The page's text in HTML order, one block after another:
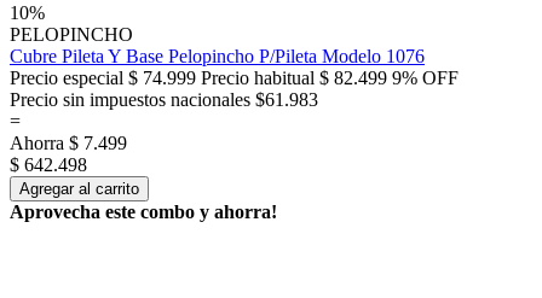
10%
PELOPINCHO
Cubre Pileta Y Base Pelopincho P/Pileta Modelo 1076
Precio especial $ 74.999 Precio habitual $ 82.499 9% OFF
Precio sin impuestos nacionales $61.983
=
Ahorra $ 7.499
$ 642.498
Agregar al carrito
Aprovecha este combo y ahorra!